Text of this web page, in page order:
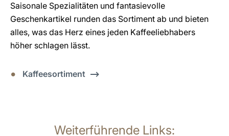
Saisonale Spezialitäten und fantasievolle
Geschenkartikel runden das Sortiment ab und bieten
alles, was das Herz eines jeden Kaffeeliebhabers
höher schlagen lässt.
Kaffeesortiment
Weiterführende Links: